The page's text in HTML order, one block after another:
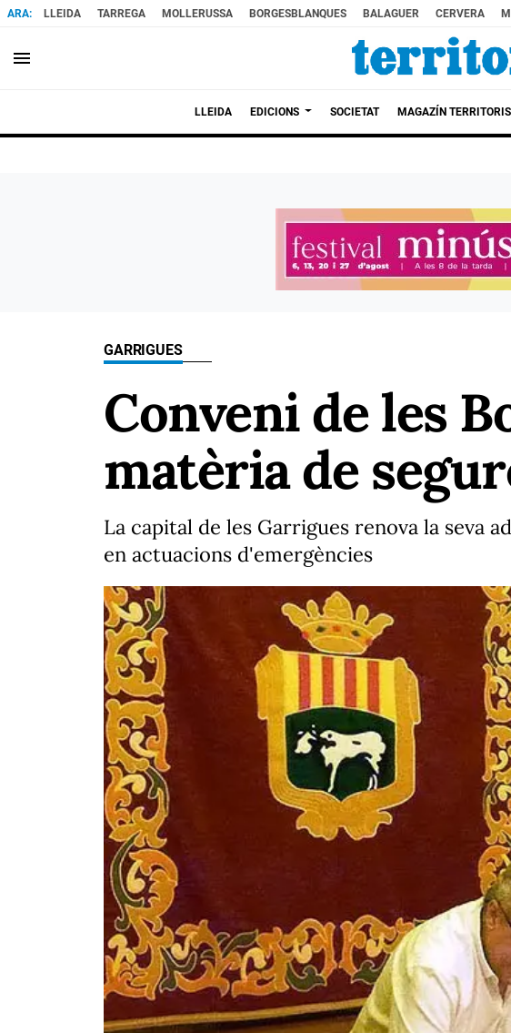
LLEIDA TARREGA MOLLERUSSA BORGESBLANQUES BALAGUER CERVERA
menu
LLEIDA EDICIONS SOCIETAT MAGAZÍN TERRITORIS
GARRIGUES
Conveni de les
matèria de
La capital de les Garrigues renova la seva
en actuacions d'emergències